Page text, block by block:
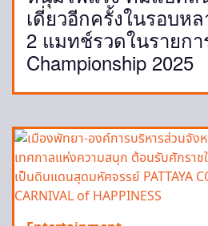
เดี่ยวอีกครั้งในรอบห
2 แมทช์รวดในรายกา
Championship 2025